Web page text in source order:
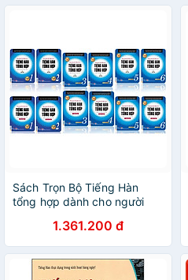
Sách Trọn Bộ Tiếng Hàn
tổng hợp dành cho người
1 , sơ cấp 2 , sơ cấp 3 , sơ
cấp 4 , sơ cấp 5 , sơ cấp 6
và sách bài tập ) ( trọn bộ 12
cuốn bản 2 màu ) nt
1.361.200 đ